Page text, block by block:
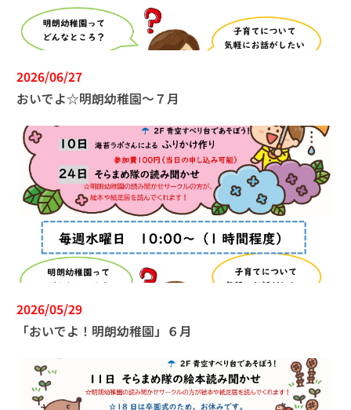
2026/06/27
おいでよ☆明朗幼稚園～７月
2026/05/29
「おいでよ！明朗幼稚園」６月